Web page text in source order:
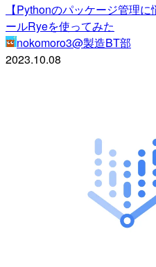
【Pythonのパッケージ管理
ールRyeを使ってみた
nokomoro3@製造BT部
2023.10.08